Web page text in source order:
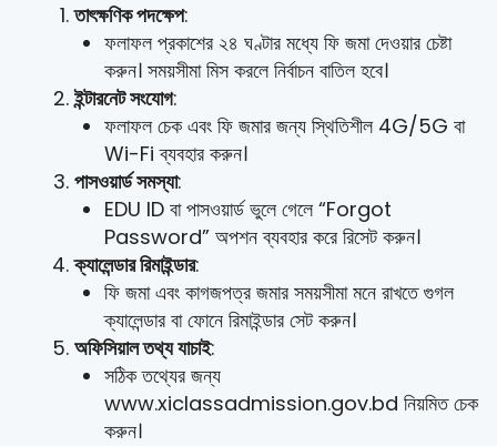
তাৎক্ষণিক পদক্ষেপ:
ফলাফল প্রকাশের ২৪ ঘণ্টার মধ্যে ফি জমা দেওয়ার চেষ্টা
করুন। সময়সীমা মিস করলে নির্বাচন বাতিল হবে।
ইন্টারনেট সংযোগ:
ফলাফল চেক এবং ফি জমার জন্য স্থিতিশীল 4G/5G বা
Wi-Fi ব্যবহার করুন।
পাসওয়ার্ড সমস্যা:
EDU ID বা পাসওয়ার্ড ভুলে গেলে “Forgot
Password” অপশন ব্যবহার করে রিসেট করুন।
ক্যালেন্ডার রিমাইন্ডার:
ফি জমা এবং কাগজপত্র জমার সময়সীমা মনে রাখতে গুগল
ক্যালেন্ডার বা ফোনে রিমাইন্ডার সেট করুন।
অফিসিয়াল তথ্য যাচাই:
সঠিক তথ্যের জন্য
www.xiclassadmission.gov.bd নিয়মিত চেক
করুন।